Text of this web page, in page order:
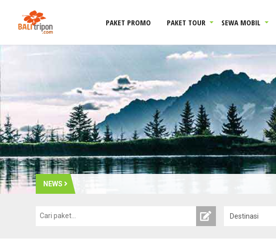
PAKET PROMO PAKET TOUR SEWA MOBIL
NEWS